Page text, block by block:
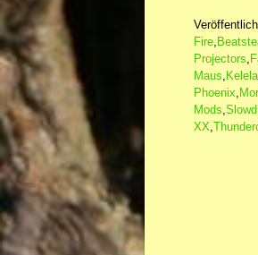
Fire
Projectors
Maus Kelela
Phoenix
Mods
XX